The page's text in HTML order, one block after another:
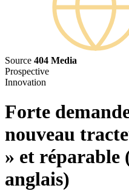
Source 404 Media
Prospective
Innovation
Forte
nouveau
» et réparable
anglais)